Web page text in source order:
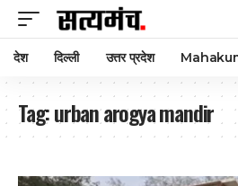
देश दिल्ली उत्तर प्रदेश
Tag:urban arogya mandir